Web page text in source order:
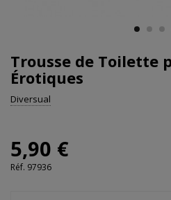
Trousse de Toilette
Érotiques
Diversual
5,90 €
Réf. 97936